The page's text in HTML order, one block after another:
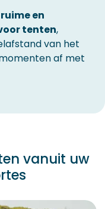
ruime en
tenten,
van het
af met
vanuit uw